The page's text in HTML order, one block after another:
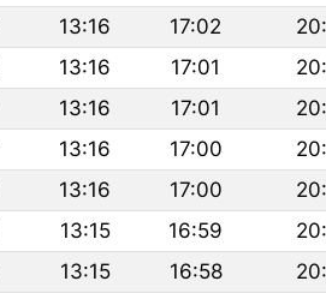
13:16 17:02
13:16 17:01
13:16 17:01
13:16 17:00
13:16 17:00
13:15 16:59
13:15 16:58